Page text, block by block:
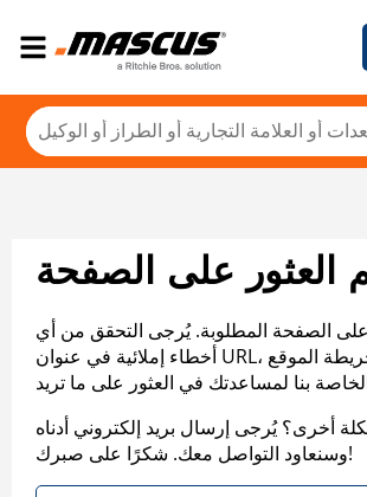
العثور على الصفحة
على الصفحة المطلوبة. يُرجى التحقق من أي
أخطاء إملائية في عنوان URL، أو عرض خريطة الموقع
أخرى؟ يُرجى إرسال بريد إلكتروني أدناه
وسنعاود التواصل معك. شكرًا على صبرك!